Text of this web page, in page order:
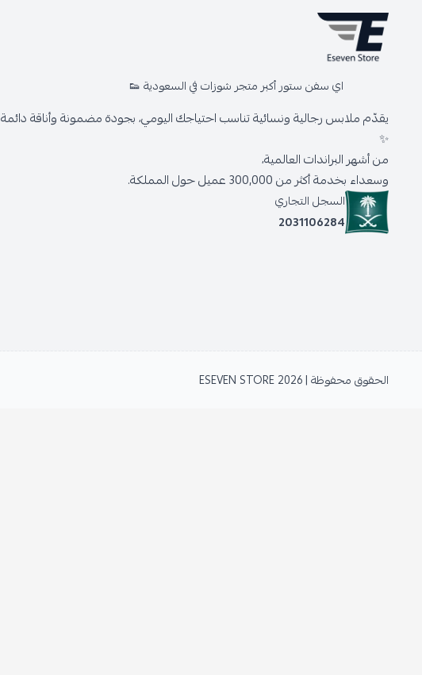
اي سفن ستور أكبر متجر شوزات في السعودية 👟
يقدّم ملابس رجالية ونسائية تناسب احتياجك اليومي، بجودة مضمونة وأناقة دائمة
✨
من أشهر البراندات العالمية،
وسعداء بخدمة أكثر من 300,000 عميل حول المملكة.
السجل التجاري
2031106284
الحقوق محفوظة | 2026 ESEVEN STORE